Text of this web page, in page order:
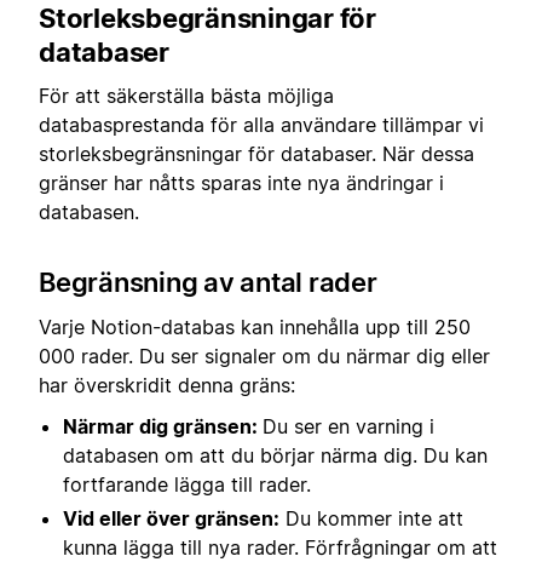
Storleksbegränsningar för
databaser
För att säkerställa bästa möjliga
databasprestanda för alla användare tillämpar vi
storleksbegränsningar för databaser. När dessa
gränser har nåtts sparas inte nya ändringar i
databasen.
Begränsning av antal rader
Varje Notion-databas kan innehålla upp till 250
000 rader. Du ser signaler om du närmar dig eller
har överskridit denna gräns:
Närmar dig gränsen: Du ser en varning i
databasen om att du börjar närma dig. Du kan
fortfarande lägga till rader.
Vid eller över gränsen: Du kommer inte att
kunna lägga till nya rader. Förfrågningar om att